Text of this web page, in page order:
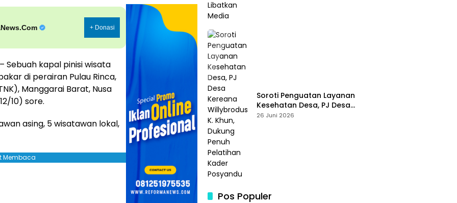
+ Donasi
– Sebuah kapal pinisi wisata
di perairan Pulau Rinca,
Manggarai Barat, Nusa
10) sore.
asing, 5 wisatawan lokal,
Membaca
Soroti Penguatan Layanan
Kesehatan Desa, PJ Desa
Kereana Willybrodus K. Khun,
26 Juni 2026
Pos Populer